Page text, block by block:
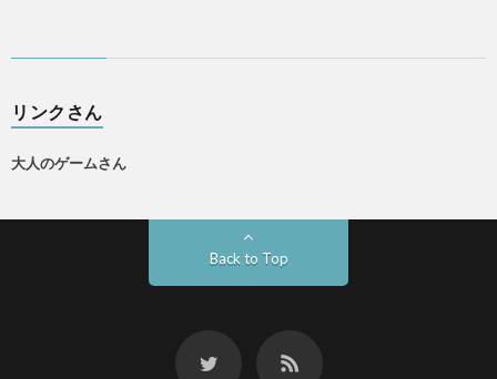
リンクさん
大人のゲームさん
Back to Top